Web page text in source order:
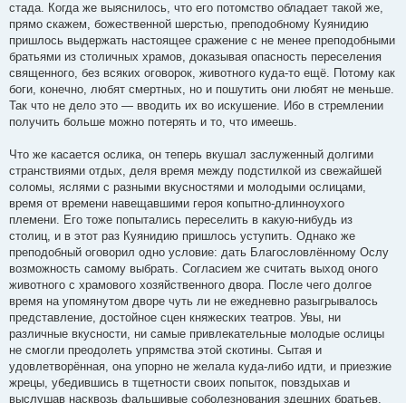
стада. Когда же выяснилось, что его потомство обладает такой же,
прямо скажем, божественной шерстью, преподобному Куянидию
пришлось выдержать настоящее сражение с не менее преподобными
братьями из столичных храмов, доказывая опасность переселения
священного, без всяких оговорок, животного куда-то ещё. Потому как
боги, конечно, любят смертных, но и пошутить они любят не меньше.
Так что не дело это — вводить их во искушение. Ибо в стремлении
получить больше можно потерять и то, что имеешь.
Что же касается ослика, он теперь вкушал заслуженный долгими
странствиями отдых, деля время между подстилкой из свежайшей
соломы, яслями с разными вкусностями и молодыми ослицами,
время от времени навещавшими героя копытно-длинноухого
племени. Его тоже попытались переселить в какую-нибудь из
столиц, и в этот раз Куянидию пришлось уступить. Однако же
преподобный оговорил одно условие: дать Благословлённому Ослу
возможность самому выбрать. Согласием же считать выход оного
животного с храмового хозяйственного двора. После чего долгое
время на упомянутом дворе чуть ли не ежедневно разыгрывалось
представление, достойное сцен княжеских театров. Увы, ни
различные вкусности, ни самые привлекательные молодые ослицы
не смогли преодолеть упрямства этой скотины. Сытая и
удовлетворённая, она упорно не желала куда-либо идти, и приезжие
жрецы, убедившись в тщетности своих попыток, повздыхав и
выслушав насквозь фальшивые соболезнования здешних братьев,